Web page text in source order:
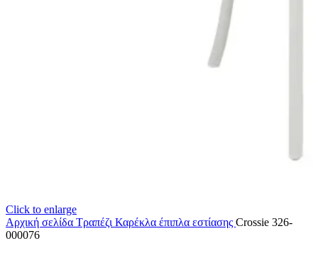
Click to enlarge
Αρχική σελίδα Τραπέζι Καρέκλα έπιπλα εστίασης Crossie 326-
000076